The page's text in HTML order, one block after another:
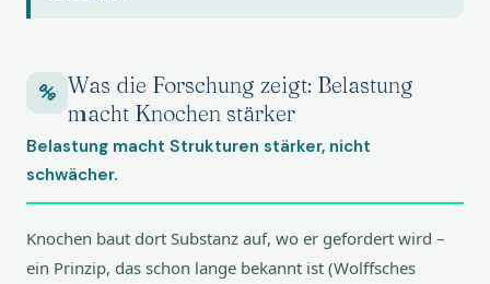
Was die Forschung zeigt: Belastung
macht Knochen stärker
Belastung macht Strukturen stärker, nicht
schwächer.
Knochen baut dort Substanz auf, wo er gefordert wird –
ein Prinzip, das schon lange bekannt ist (Wolffsches